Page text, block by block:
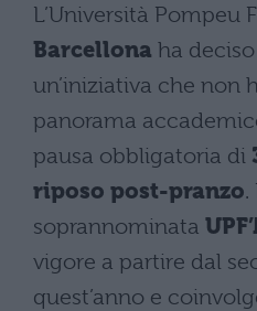
L’Università Pompeu
Barcellona ha
un’iniziativa che non
panorama
pausa obbligatoria di
riposo post-pranzo.
soprannominata
vigore a partire dal
quest’anno e